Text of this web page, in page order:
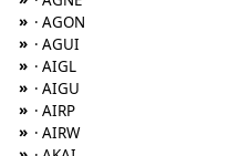
» · AGON
» · AGUI
» · AIGL
» · AIGU
» · AIRP
» · AIRW